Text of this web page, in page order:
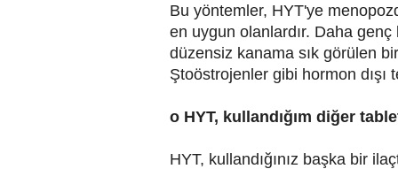
Bu yöntemler, HYT'ye
en uygun olanlardır. Daha
düzensiz kanama sık görülen
Ştoöstrojenler gibi hormon dışı
o HYT, kullandığım diğer
HYT, kullandığınız başka bir